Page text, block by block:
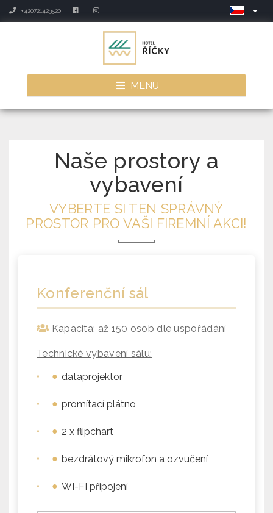
+420721423520
MENU
Naše prostory a
vybavení
VYBERTE SI TEN SPRÁVNÝ
PROSTOR PRO VAŠI FIREMNÍ AKCI!
Konferenční sál
Kapacita: až 150 osob dle uspořádání
Technické vybavení sálu:
•
dataprojektor
• promítací plátno
• 2 x flipchart
• bezdrátový mikrofon a ozvučení
• WI-FI připojení